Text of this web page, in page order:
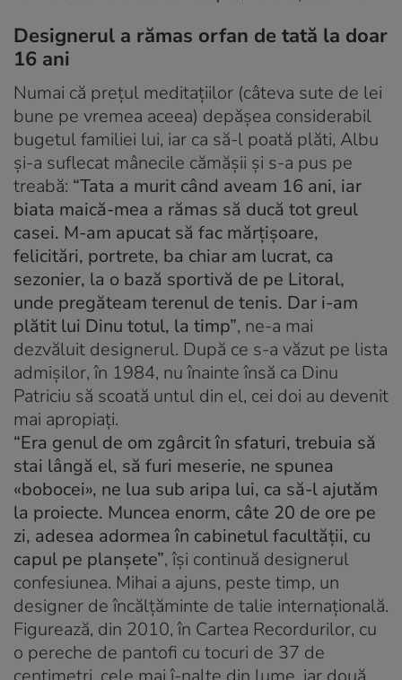
Designerul a rămas orfan de tată la doar
16 ani
Numai că preţul meditaţiilor (câteva sute de lei
bune pe vremea aceea) depăşea considerabil
bugetul familiei lui, iar ca să-l poată plăti, Albu
şi-a suflecat mânecile cămăşii şi s-a pus pe
treabă: “Tata a murit când aveam 16 ani, iar
biata maică-mea a rămas să ducă tot greul
casei. M-am apucat să fac mărţişoare,
felicitări, portrete, ba chiar am lucrat, ca
sezonier, la o bază sportivă de pe Litoral,
unde pregăteam terenul de tenis. Dar i-am
plătit lui Dinu totul, la timp”, ne-a mai
dezvăluit designerul. După ce s-a văzut pe lista
admişilor, în 1984, nu înainte însă ca Dinu
Patriciu să scoată untul din el, cei doi au devenit
mai apropiaţi.
“Era genul de om zgârcit în sfaturi, trebuia să
stai lângă el, să furi meserie, ne spunea
«bobocei», ne lua sub aripa lui, ca să-l ajutăm
la proiecte. Muncea enorm, câte 20 de ore pe
zi, adesea adormea în cabinetul facultăţii, cu
capul pe planşete”, îşi continuă designerul
confesiunea. Mihai a ajuns, peste timp, un
designer de încălţăminte de talie internaţională.
Figurează, din 2010, în Cartea Recordurilor, cu
o pereche de pantofi cu tocuri de 37 de